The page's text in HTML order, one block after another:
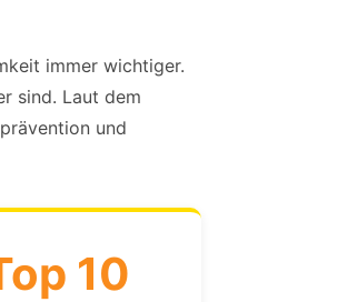
immer wichtiger.
sind. Laut dem
und
10